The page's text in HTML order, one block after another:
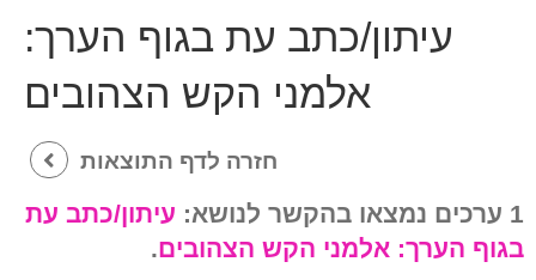
עיתון/כתב עת בגוף הערך:
אלמני הקש הצהובים
חזרה לדף התוצאות
1 ערכים נמצאו בהקשר לנושא:
עיתון/כתב עת
בגוף הערך: אלמני הקש הצהובים.